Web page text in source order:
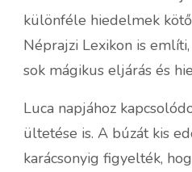
különféle hiedelmek
Néprajzi Lexikon is
sok mágikus eljárás és
Luca napjához
ültetése is. A búzát kis
karácsonyig figyelték,